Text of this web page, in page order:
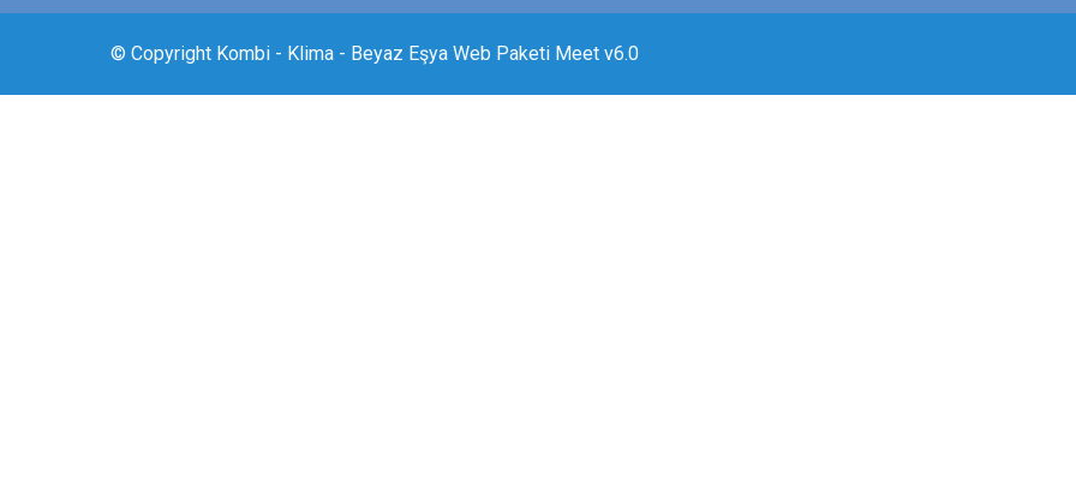
© Copyright Kombi - Klima - Beyaz Eşya Web Paketi Meet v6.0